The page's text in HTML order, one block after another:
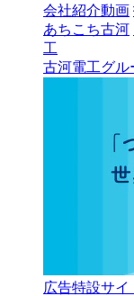
会社紹介動画
あちこち古河
工
古河電工グル
広告特設サイ